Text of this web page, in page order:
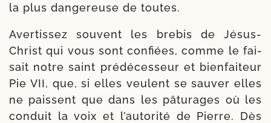
la plus dan­ge­reuse de toutes.
Avertissez sou­vent les bre­bis de Jésus-​
Christ qui vous sont confiées, comme le fai­
sait notre saint pré­dé­ces­seur et bien­fai­teur
Pie VII, que, si elles veulent se sau­ver elles
ne paissent que dans les pâtu­rages où les
conduit la voix et l’au­to­ri­té de Pierre. Dès